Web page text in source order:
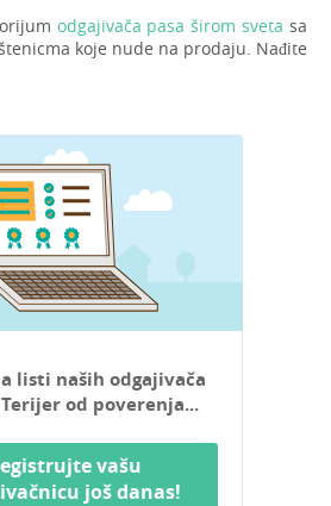
odgajivača pasa širom sveta sa
koje nude na prodaju. Nađite
listi naših odgajivača
od poverenja...
vašu
još danas!